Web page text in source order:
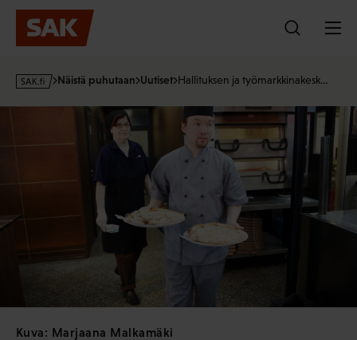
Hyppää
sisältöön
s
Näistä puhutaan Uutiset Hallituksen ja työmarkkinakesk…
Kuva: Marjaana Malkamäki